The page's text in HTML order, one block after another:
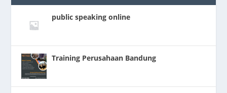
public speaking online
Training Perusahaan Bandung